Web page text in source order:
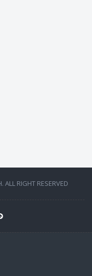
RIGHT RESERVED